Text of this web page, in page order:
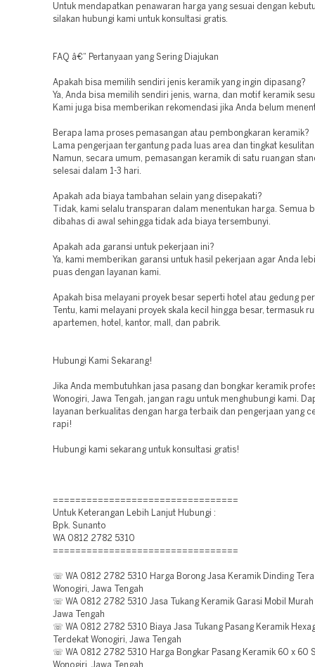
Untuk mendapatkan penawaran harga yang sesuai dengan
silakan hubungi kami untuk konsultasi gratis.
FAQ â€“ Pertanyaan yang Sering Diajukan
Apakah bisa memilih sendiri jenis keramik yang ingin dipasang?
Ya, Anda bisa memilih sendiri jenis, warna, dan motif keramik
Kami juga bisa memberikan rekomendasi jika Anda belum
Berapa lama proses pemasangan atau pembongkaran keramik?
Lama pengerjaan tergantung pada luas area dan tingkat
Namun, secara umum, pemasangan keramik di satu ruangan
selesai dalam 1-3 hari.
Apakah ada biaya tambahan selain yang disepakati?
Tidak, kami selalu transparan dalam menentukan harga. Semua
dibahas di awal sehingga tidak ada biaya tersembunyi.
Apakah ada garansi untuk pekerjaan ini?
Ya, kami memberikan garansi untuk hasil pekerjaan agar Anda
puas dengan layanan kami.
Apakah bisa melayani proyek besar seperti hotel atau gedung
Tentu, kami melayani proyek skala kecil hingga besar, termasuk
apartemen, hotel, kantor, mall, dan pabrik.
Hubungi Kami Sekarang!
Jika Anda membutuhkan jasa pasang dan bongkar keramik
Wonogiri, Jawa Tengah, jangan ragu untuk menghubungi kami.
layanan berkualitas dengan harga terbaik dan pengerjaan yang
rapi!
Hubungi kami sekarang untuk konsultasi gratis!
=================================
Untuk Keterangan Lebih Lanjut Hubungi :
Bpk. Sunanto
WA 0812 2782 5310
=================================
☏ WA 0812 2782 5310 Harga Borong Jasa Keramik Dinding
Wonogiri, Jawa Tengah
☏ WA 0812 2782 5310 Jasa Tukang Keramik Garasi Mobil Murah
Jawa Tengah
☏ WA 0812 2782 5310 Biaya Jasa Tukang Pasang Keramik
Terdekat Wonogiri, Jawa Tengah
☏ WA 0812 2782 5310 Harga Bongkar Pasang Keramik 60 x 60
Wonogiri, Jawa Tengah